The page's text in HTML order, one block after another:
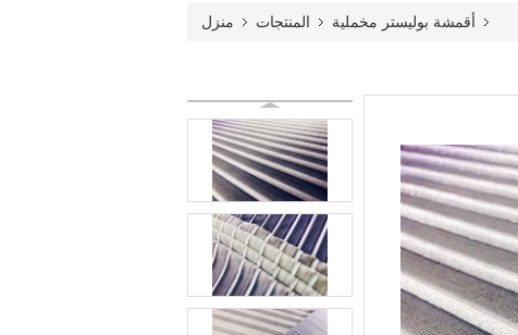
منزل المنتجات أقمشة بوليستر مخملية